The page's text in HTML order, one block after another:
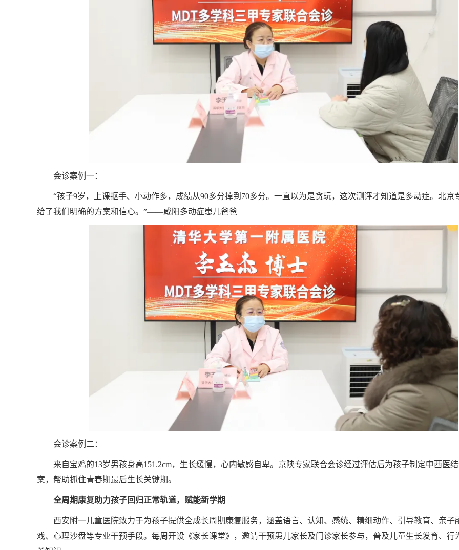
会诊案例一：
“孩子9岁，上课抠手、小动作多，成绩从90多分掉到70多分。一直以为是贪玩，这次测评才知道是多动症。北京
给了我们明确的方案和信心。”——咸阳多动症患儿爸爸
会诊案例二：
来自宝鸡的13岁男孩身高151.2cm，生长缓慢，心内敏感自卑。京陕专家联合会诊经过评估后为孩子制定中西医
案，帮助抓住青春期最后生长关键期。
全周期康复助力孩子回归正常轨道，赋能新学期
西安附一儿童医院致力于为孩子提供全成长周期康复服务，涵盖语言、认知、感统、精细动作、引导教育、亲子
戏、心理沙盘等专业干预手段。每周开设《家长课堂》，邀请干预患儿家长及门诊家长参与，普及儿童生长发育、行